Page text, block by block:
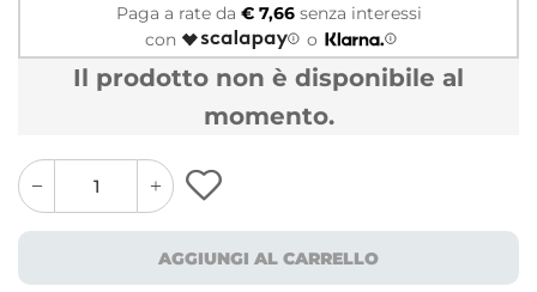
Paga a rate da € 7,66senza interessi
con
o
Il prodotto non è disponibile al
momento.
quantity
button
quantity
minus
button
AGGIUNGI AL CARRELLO